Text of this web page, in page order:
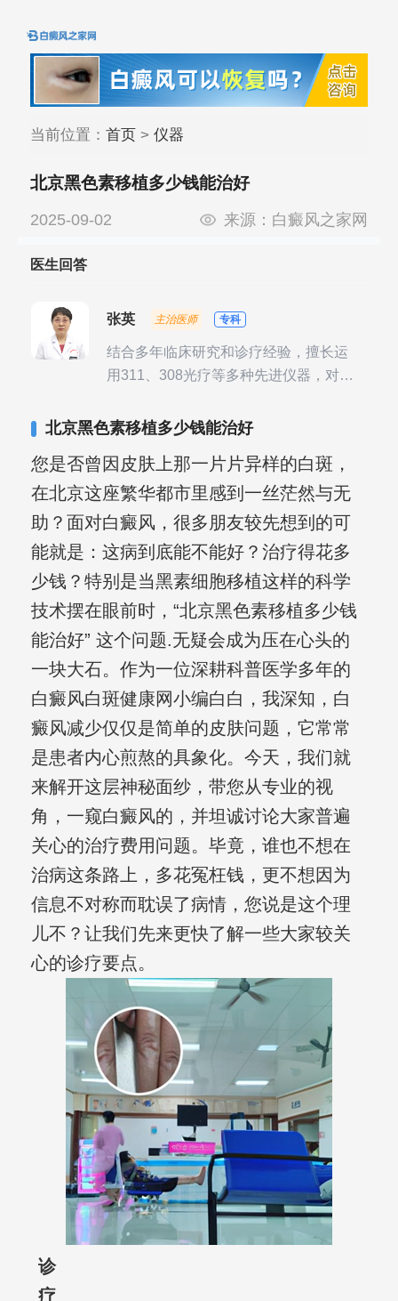
当前位置： 首页> 仪器
北京黑色素移植多少钱能治好
2025-09-02 来源： 白癜风之家网
医生回答
张英 主治医师 专科
结合多年临床研究和诊疗经验，擅长运
用311、308光疗等多种先进仪器，对不
其对女性银屑病、顽固性银屑病、全身
验。
北京黑色素移植多少钱能治好
您是否曾因皮肤上那一片片异样的白斑，
在北京这座繁华都市里感到一丝茫然与无
助？面对白癜风，很多朋友较先想到的可
能就是：这病到底能不能好？治疗得花多
少钱？特别是当黑素细胞移植这样的科学
技术摆在眼前时，“北京黑色素移植多少钱
能治好” 这个问题.无疑会成为压在心头的
一块大石。作为一位深耕科普医学多年的
白癜风白斑健康网小编白白，我深知，白
癜风减少仅仅是简单的皮肤问题，它常常
是患者内心煎熬的具象化。今天，我们就
来解开这层神秘面纱，带您从专业的视
角，一窥白癜风的，并坦诚讨论大家普遍
关心的治疗费用问题。毕竟，谁也不想在
治病这条路上，多花冤枉钱，更不想因为
信息不对称而耽误了病情，您说是这个理
儿不？让我们先来更快了解一些大家较关
心的诊疗要点。
诊
疗